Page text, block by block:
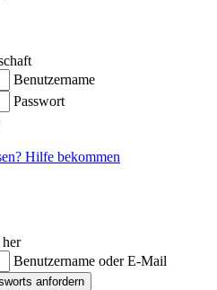
Benutzername
Passwort
Hilfe bekommen
Benutzername oder E-Mail
anfordern